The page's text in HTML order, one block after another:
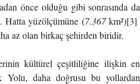
önce olduğu gibi sonrasında da
Hatta yüzölçümüne (7.367km²)[3]
az olan birkaç şehirden biridir.
kültürel çeşitliliğine ilişkin en
Yolu, daha doğrusu bu yollardan